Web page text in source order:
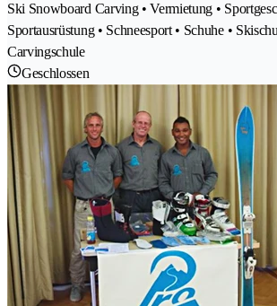
Ski Snowboard Carving • Vermietung •
Sportausrüstung • Schneesport • Schuhe •
Carvingschule
Geschlossen